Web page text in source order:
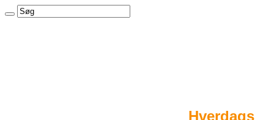
Hverdags